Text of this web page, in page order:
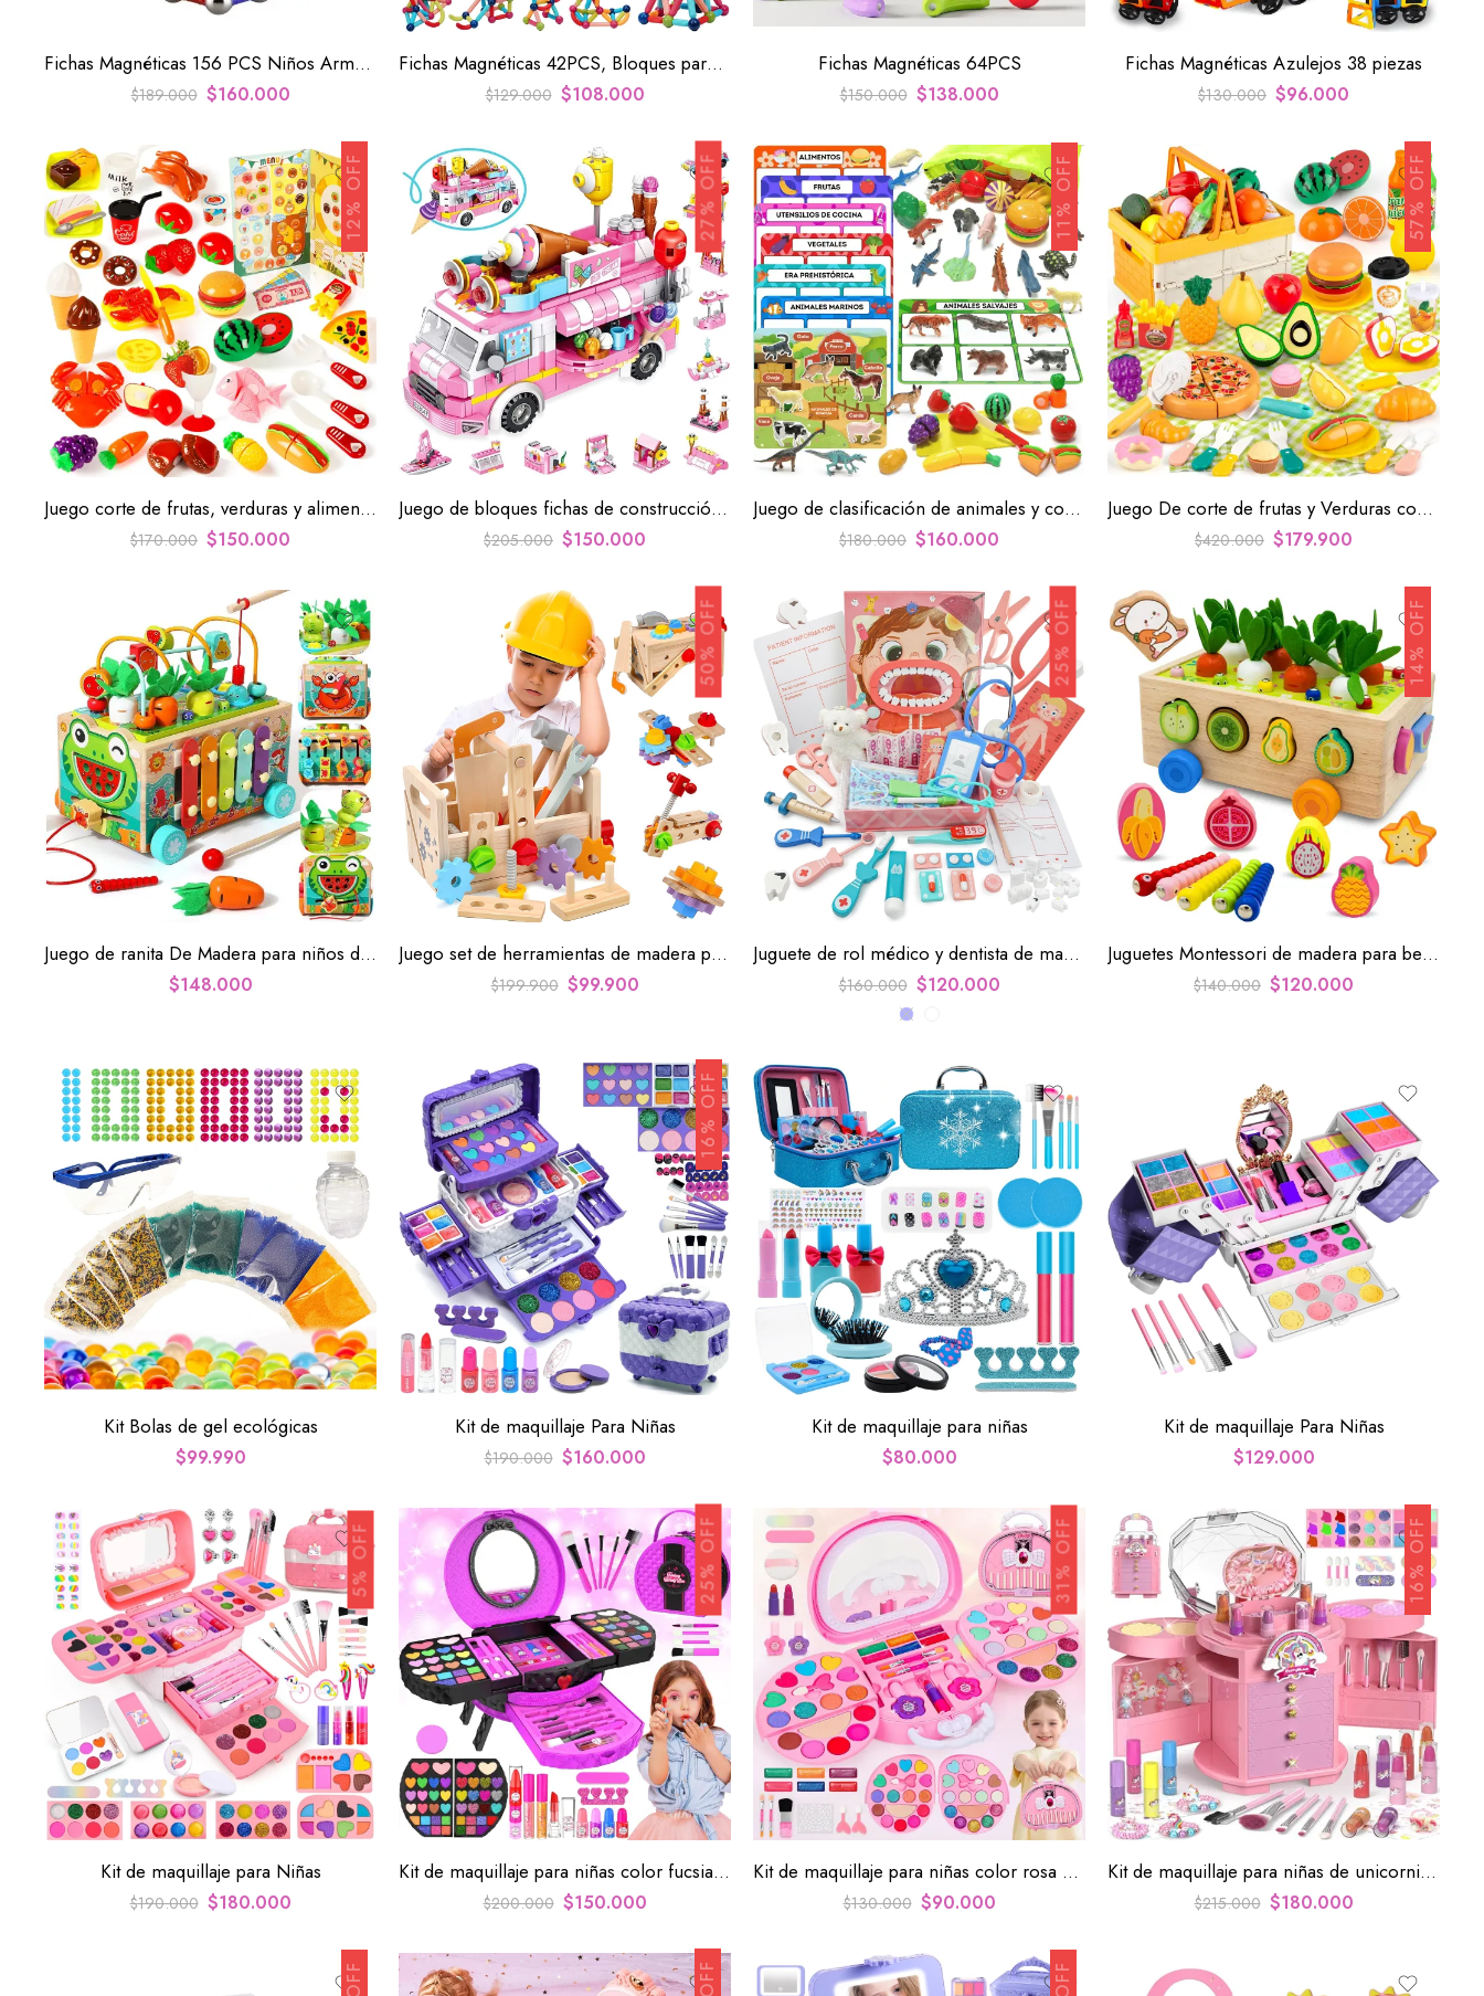
Fichas Magnéticas 156 PCS Niños Armar Construcción Educativo Bloques
$189.000 $160.000
Fichas Magnéticas 42PCS, Bloques para niños
$129.000 $108.000
Fichas Magnéticas 64PCS
$150.000 $138.000
Fichas Magnéticas Azulejos 38 piezas
$130.000 $96.000
12% OFF
Juego corte de frutas, verduras y alimentos para niños juguete
$170.000 $150.000
27% OFF
Juego de bloques fichas de construcción para niñas de 553 piezas
$205.000 $150.000
11% OFF
Juego de clasificación de animales y corte de frutas y verduras
$180.000 $160.000
57% OFF
Juego De corte de frutas y Verduras con canasta
$420.000 $179.900
Juego de ranita De Madera para niños de 2 a 4 años
$148.000
50% OFF
Juego set de herramientas de madera para niños
$199.900 $99.900
25% OFF
Juguete de rol médico y dentista de madera para niños realista
$160.000 $120.000
14% OFF
Juguetes Montessori de madera para bebés de frutas y verduras aprendizaje
$140.000 $120.000
Kit Bolas de gel ecológicas
$99.990
16% OFF
Kit de maquillaje Para Niñas
$190.000 $160.000
Kit de maquillaje para niñas
$80.000
Kit de maquillaje Para Niñas
$129.000
5% OFF
Kit de maquillaje para Niñas
$190.000 $180.000
25% OFF
Kit de maquillaje para niñas color fucsia Belleza
$200.000 $150.000
31% OFF
Kit de maquillaje para niñas color rosa Belleza
$130.000 $90.000
16% OFF
Kit de maquillaje para niñas de unicornio rosa
$215.000 $180.000